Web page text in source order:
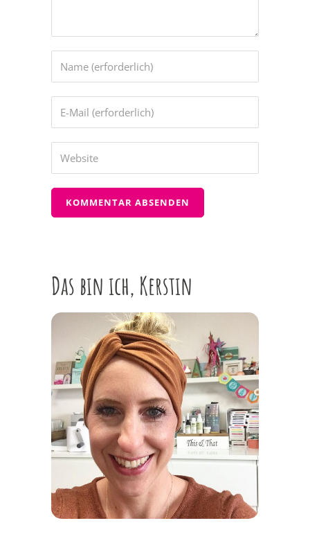
Das bin ich, Kerstin